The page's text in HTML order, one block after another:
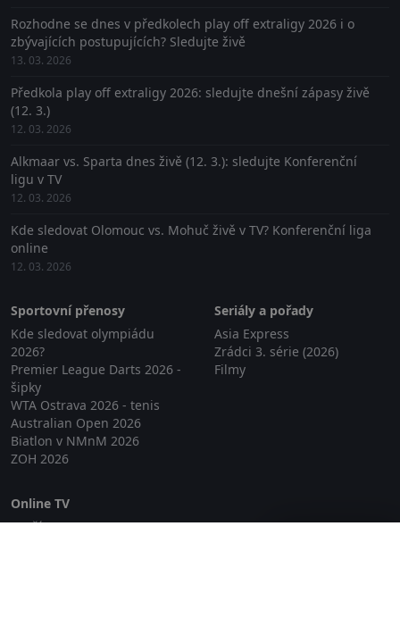
Rozhodne se dnes v předkolech play off extraligy 2026 i o
zbývajících postupujících? Sledujte živě
13. 03. 2026
Předkola play off extraligy 2026: sledujte dnešní zápasy živě
(12. 3.)
12. 03. 2026
Alkmaar vs. Sparta dnes živě (12. 3.): sledujte Konferenční
ligu v TV
12. 03. 2026
Kde sledovat Olomouc vs. Mohuč živě v TV? Konferenční liga
online
12. 03. 2026
Sportovní přenosy
Kde sledovat olympiádu
2026?
Premier League Darts 2026 -
šipky
WTA Ostrava 2026 - tenis
Australian Open 2026
Biatlon v NMnM 2026
ZOH 2026
Seriály a pořady
Asia Express
Zrádci 3. série (2026)
Filmy
Online TV
Lepší.TV